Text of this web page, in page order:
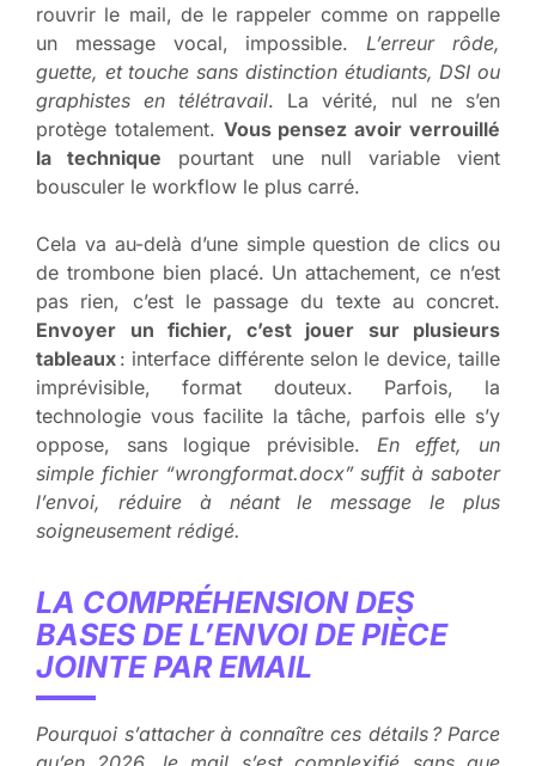
rouvrir le mail, de le rappeler comme on rappelle
un message vocal, impossible.L’erreur rôde,
guette, et touche sans distinction étudiants, DSI ou
graphistes en télétravail. La vérité, nul ne s’en
protège totalement. Vous pensez avoir verrouillé
la technique pourtant une null variable vient
bousculer le workflow le plus carré.
Cela va au-delà d’une simple question de clics ou
de trombone bien placé. Un attachement, ce n’est
pas rien, c’est le passage du texte au concret.
Envoyer un fichier, c’est jouer sur plusieurs
tableaux : interface différente selon le device, taille
imprévisible, format douteux. Parfois, la
technologie vous facilite la tâche, parfois elle s’y
oppose, sans logique prévisible. En effet, un
simple fichier “wrongformat.docx” suffit à saboter
l’envoi, réduire à néant le message le plus
soigneusement rédigé.
LA COMPRÉHENSION DES
BASES DE L’ENVOI DE PIÈCE
JOINTE PAR EMAIL
Pourquoi s’attacher à connaître ces détails ? Parce